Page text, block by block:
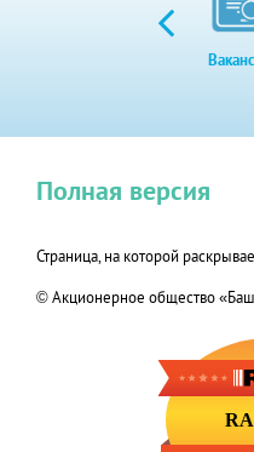
Страница, на которой
© Акционерное общество
Полная версия